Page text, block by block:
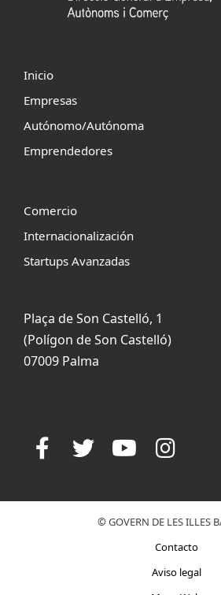
Inicio
Empresas
Autónomo/Autónoma
Emprendedores
Comercio
Internacionalización
Startups Avanzadas
Plaça de Son Castelló, 1
(Polígon de Son Castelló)
07009 Palma
© GOVERN DE LES ILLES
Contacto
Aviso legal